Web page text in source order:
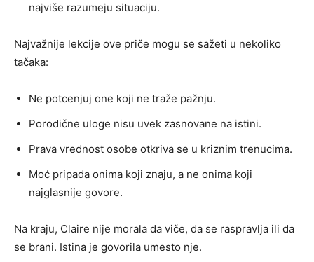
najviše razumeju situaciju.
Najvažnije lekcije ove priče mogu se sažeti u nekoliko
tačaka:
Ne potcenjuj one koji ne traže pažnju.
Porodične uloge nisu uvek zasnovane na istini.
Prava vrednost osobe otkriva se u kriznim trenucima.
Moć pripada onima koji znaju, a ne onima koji
najglasnije govore.
Na kraju, Claire nije morala da viče, da se raspravlja ili da
se brani. Istina je govorila umesto nje.